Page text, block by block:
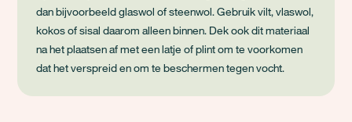
dan bijvoorbeeld glaswol of steenwol. Gebruik vilt, vlaswol,
kokos of sisal daarom alleen binnen. Dek ook dit materiaal
na het plaatsen af met een latje of plint om te voorkomen
dat het verspreid en om te beschermen tegen vocht.